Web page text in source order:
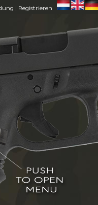
| Registrieren